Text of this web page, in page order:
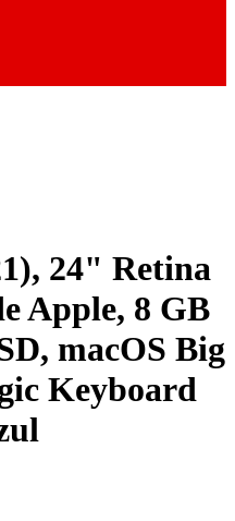
24" Retina
Apple, 8 GB
macOS Big
Keyboard